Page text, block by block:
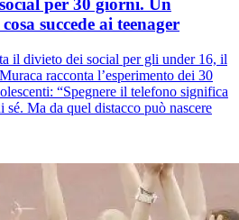
social per 30 giorni. Un
succede ai teenager
il divieto dei social per gli under 16, il
racconta l’esperimento dei 30
“Spegnere il telefono significa
sé. Ma da quel distacco può nascere